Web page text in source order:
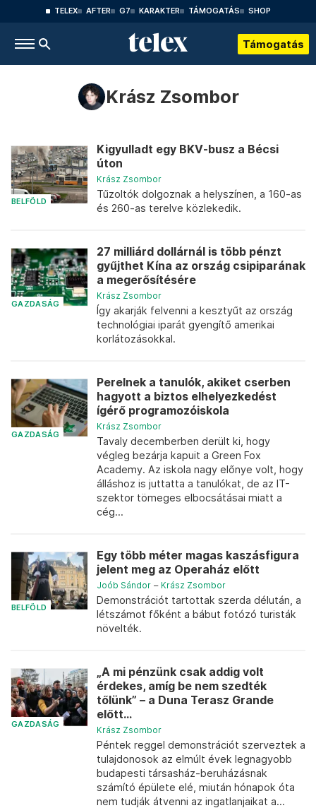
TELEX AFTER G7 KARAKTER TÁMOGATÁS SHOP
Támogatás
Krász Zsombor
BELFÖLD
Kigyulladt egy BKV-busz a Bécsi
úton
Krász Zsombor
Tűzoltók dolgoznak a helyszínen, a 160-as
és 260-as terelve közlekedik.
GAZDASÁG
27 milliárd dollárnál is több pénzt
gyűjthet Kína az ország csipiparának
a megerősítésére
Krász Zsombor
Így akarják felvenni a kesztyűt az ország
technológiai iparát gyengítő amerikai
korlátozásokkal.
GAZDASÁG
Perelnek a tanulók, akiket cserben
hagyott a biztos elhelyezkedést
ígérő programozóiskola
Krász Zsombor
Tavaly decemberben derült ki, hogy
végleg bezárja kapuit a Green Fox
Academy. Az iskola nagy előnye volt, hogy
álláshoz is juttatta a tanulókat, de az IT-
szektor tömeges elbocsátásai miatt a
cég...
BELFÖLD
Egy több méter magas kaszásfigura
jelent meg az Operaház előtt
Joób Sándor – Krász Zsombor
Demonstrációt tartottak szerda délután, a
létszámot főként a bábut fotózó turisták
növelték.
GAZDASÁG
„A mi pénzünk csak addig volt
érdekes, amíg be nem szedték
tőlünk” – a Duna Terasz Grande
előtt...
Krász Zsombor
Péntek reggel demonstrációt szerveztek a
tulajdonosok az elmúlt évek legnagyobb
budapesti társasház-beruházásnak
számító épülete elé, miután hónapok óta
nem tudják átvenni az ingatlanjaikat a...